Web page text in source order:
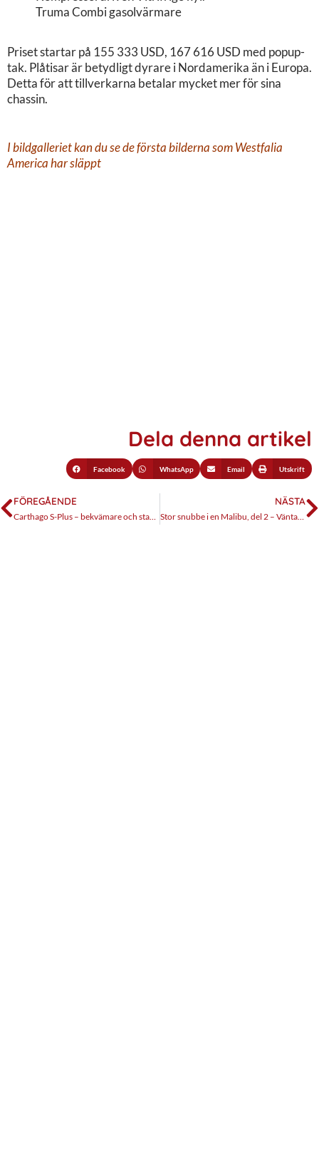
Truma Combi gasolvärmare
Priset startar på 155 333 USD, 167 616 USD med popup-
tak. Plåtisar är betydligt dyrare i Nordamerika än i Europa.
Detta för att tillverkarna betalar mycket mer för sina
chassin.
I bildgalleriet kan du se de första bilderna som Westfalia
America har släppt
Dela denna artikel
Facebook WhatsApp Email Utskrift
FÖREGÅENDE
Carthago S-Plus – bekvämare och stabilare med Air-Pro
NÄSTA
Stor snubbe i en Malibu, del 2 – Väntar på kyla i Sverige